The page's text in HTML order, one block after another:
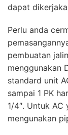
dapat
Perlu anda
pembuatan
menggunakan
standard unit
sampai 1 PK
1/4″. Untuk AC
mengunakan